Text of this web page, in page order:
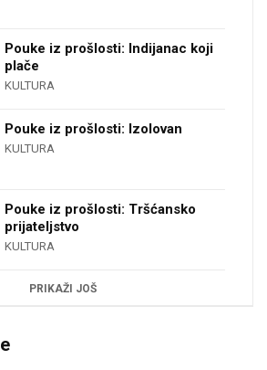
Pouke iz prošlosti: Indijanac koji
plače
KULTURA
Pouke iz prošlosti: Izolovan
KULTURA
Pouke iz prošlosti: Tršćansko
prijateljstvo
KULTURA
PRIKAŽI JOŠ